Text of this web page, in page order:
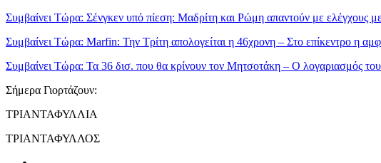
Συμβαίνει Τώρα: Σένγκεν υπό πίεση: Μαδρίτη και Ρώμη απαντούν με ελέγχους
Συμβαίνει Τώρα: Marfin: Την Τρίτη απολογείται η 46χρονη – Στο επίκεντρο η
Συμβαίνει Τώρα: Τα 36 δισ. που θα κρίνουν τον Μητσοτάκη – Ο λογαριασμός
Σήμερα Γιορτάζουν:
ΤΡΙΑΝΤΑΦΥΛΛΙΑ
ΤΡΙΑΝΤΑΦΥΛΛΟΣ